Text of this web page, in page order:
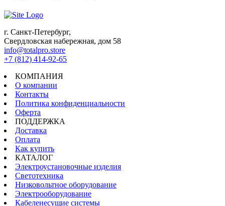
г. Санкт-Петербург,
Свердловская набережная, дом 58
info@totalpro.store
+7 (812) 414-92-65
КОМПАНИЯ
О компании
Контакты
Политика конфиденциальности
Оферта
ПОДДЕРЖКА
Доставка
Оплата
Как купить
КАТАЛОГ
Электроустановочные изделия
Светотехника
Низковольтное оборудование
Электрооборудование
Кабеленесущие системы